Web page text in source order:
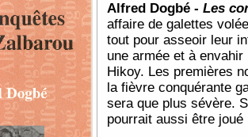
Alfred Dogbé - Les
affaire de galettes
tout pour asseoir leur
une armée et à
Hikoy. Les premières
la fièvre conquérante
sera que plus sévère.
pourrait aussi être